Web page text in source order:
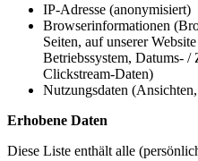
IP-Adresse (anonymisiert)
Browserinformationen
Seiten, auf unserer
Betriebssystem, Datums- /
Clickstream-Daten)
Nutzungsdaten
Erhobene Daten
Diese Liste enthält alle